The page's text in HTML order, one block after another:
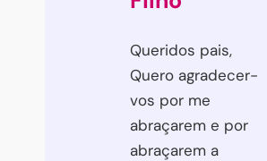
Queridos pais,
Quero agradecer-
vos por me
abraçarem e por
abraçarem a